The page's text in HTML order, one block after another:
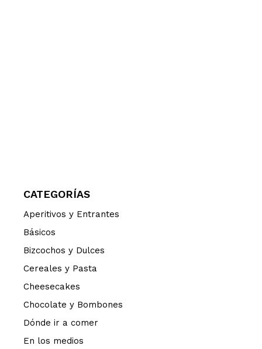
CATEGORÍAS
Aperitivos y Entrantes
Básicos
Bizcochos y Dulces
Cereales y Pasta
Cheesecakes
Chocolate y Bombones
Dónde ir a comer
En los medios